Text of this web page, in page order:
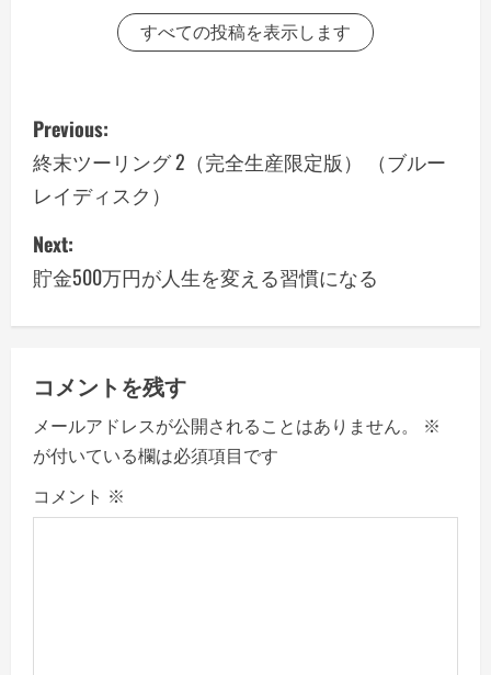
すべての投稿を表示します
P
o
s
t
n
v
i
g
a
Previous:
終末ツーリング 2（完全生産限定版） （ブルー
レイディスク）
Next:
貯金500万円が人生を変える習慣になる
コメントを残す
メールアドレスが公開されることはありません。
※
が付いている欄は必須項目です
コメント ※